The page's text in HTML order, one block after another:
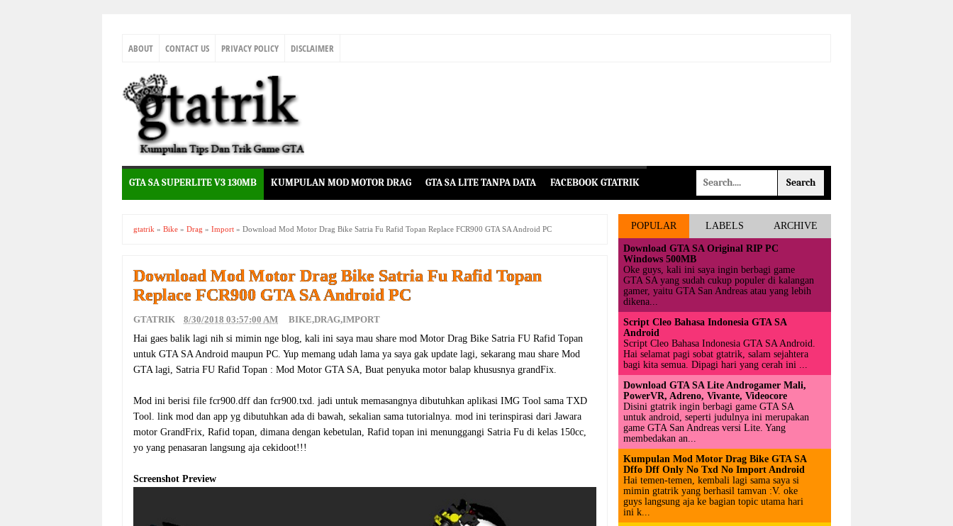
ABOUT CONTACT US PRIVACY POLICY DISCLAIMER
GTA SA SUPERLITE V3 130MB KUMPULAN MOD MOTOR DRAG GTA SA LITE TANPA DATA FACEBOOK GTATRIK
gtatrik » Bike » Drag » Import » Download Mod Motor Drag Bike Satria Fu Rafid Topan Replace FCR900 GTA SA Android PC
Download Mod Motor Drag Bike Satria Fu Rafid Topan
Replace FCR900 GTA SA Android PC
GTATRIK 8/30/2018 03:57:00 AM BIKE,DRAG,IMPORT
Hai gaes balik lagi nih si mimin nge blog, kali ini saya mau share mod Motor Drag Bike Satria FU Rafid Topan
untuk GTA SA Android maupun PC. Yup memang udah lama ya saya gak update lagi, sekarang mau share Mod
GTA lagi, Satria FU Rafid Topan : Mod Motor GTA SA, Buat penyuka motor balap khususnya grandFix.
Mod ini berisi file fcr900.dff dan fcr900.txd. jadi untuk memasangnya dibutuhkan aplikasi IMG Tool sama TXD
Tool. link mod dan app yg dibutuhkan ada di bawah, sekalian sama tutorialnya. mod ini terinspirasi dari Jawara
motor GrandFrix, Rafid topan, dimana dengan kebetulan, Rafid topan ini menunggangi Satria Fu di kelas 150cc,
yo yang penasaran langsung aja cekidoot!!!
Screenshot Preview
POPULAR
Download GTA SA Original RIP PC
Windows 500MB
Oke guys, kali ini saya ingin berbagi game
GTA SA yang sudah cukup populer di kalangan
gamer, yaitu GTA San Andreas atau yang lebih
dikena...
Script Cleo Bahasa Indonesia GTA SA
Android
Script Cleo Bahasa Indonesia GTA SA Android.
Hai selamat pagi sobat gtatrik, salam sejahtera
bagi kita semua. Dipagi hari yang cerah ini ...
Download GTA SA Lite Androgamer Mali,
PowerVR, Adreno, Vivante, Videocore
Disini gtatrik ingin berbagi game GTA SA
untuk android, seperti judulnya ini merupakan
game GTA San Andreas versi Lite. Yang
membedakan an...
Kumpulan Mod Motor Drag Bike GTA SA
Dffo Dff Only No Txd No Import Android
Hai temen-temen, kembali lagi sama saya si
mimin gtatrik yang berhasil tamvan :V. oke
guys langsung aja ke bagian topic utama hari
ini k...
LABELS ARCHIVE